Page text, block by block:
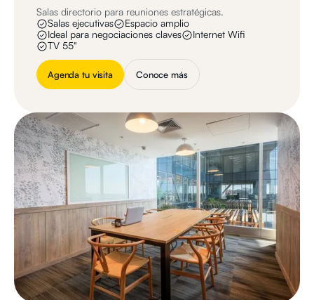
Salas directorio para reuniones estratégicas.
Salas ejecutivas
Espacio amplio
Ideal para negociaciones claves
Internet Wifi
TV 55"
Agenda tu visita Conoce más